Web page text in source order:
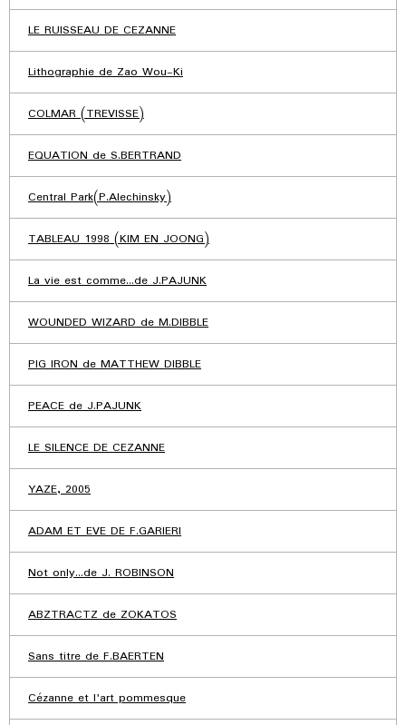
LE RUISSEAU DE CEZANNE
Lithographie de Zao Wou-Ki
COLMAR (TREVISSE)
EQUATION de S.BERTRAND
Central Park(P.Alechinsky)
TABLEAU 1998 (KIM EN JOONG)
La vie est comme...de J.PAJUNK
WOUNDED WIZARD de M.DIBBLE
PIG IRON de MATTHEW DIBBLE
PEACE de J.PAJUNK
LE SILENCE DE CEZANNE
YAZE, 2005
ADAM ET EVE DE F.GARIERI
Not only...de J. ROBINSON
ABZTRACTZ de ZOKATOS
Sans titre de F.BAERTEN
Cézanne et l'art pommesque